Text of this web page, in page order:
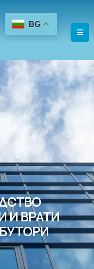
BG
И ВРАТИ